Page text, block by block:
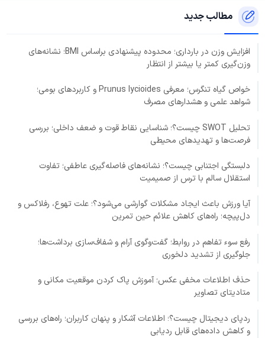
مطالب جدید
افزایش وزن در بارداری؛ محدوده پیشنهادی براساس BMI؛ نشانه‌های
وزن‌گیری کمتر یا بیشتر از انتظار
خواص گیاه تنگرس؛ معرفی Prunus lycioides و کاربردهای بومی؛
شواهد علمی و هشدارهای مصرف
تحلیل SWOT چیست؟؛ شناسایی نقاط قوت و ضعف داخلی؛ بررسی
فرصت‌ها و تهدیدهای محیطی
دلبستگی اجتنابی چیست؟؛ نشانه‌های فاصله‌گیری عاطفی؛ تفاوت
استقلال سالم با ترس از صمیمیت
آیا ورزش باعث ایجاد مشکلات گوارشی می‌شود؟؛ علت تهوع، رفلاکس و
دل‌پیچه؛ راه‌های کاهش علائم حین تمرین
رفع سوء تفاهم در روابط؛ گفت‌وگوی آرام و شفاف‌سازی برداشت‌ها؛
جلوگیری از تشدید دلخوری
حذف اطلاعات مخفی عکس؛ آموزش پاک کردن موقعیت مکانی و
متادیتای تصاویر
ردپای دیجیتال چیست؟؛ اطلاعات آشکار و پنهان کاربران؛ راه‌های بررسی
و کاهش داده‌های قابل ردیابی